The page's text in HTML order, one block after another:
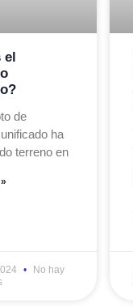
el
de
ha
terreno en
No hay